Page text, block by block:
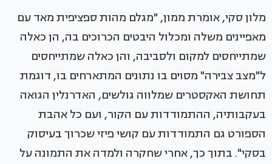
מלון סקי, אומרת ממון, "מגלם מהות ספציפית מאד עם
מאפיינים משלה ומכלול היבטים הכרוכים בה, הן כאלה
שמתייחסים למקום ולסביבה, והן כאלה שמתייחסים
ל"מצב צבירה" מסוים בו נתונים המתארחים בו, דוגמת
תחושת האקסטרים שמלווה גולשים, האדרנלין הגואה
בעקבותיה, ההתמודדות עם הקור, ועם כל אהבת
הספורט גם התמודדות עם קושי פיזי שכרוך בעיסוק
בסקי". בתוך כך, אחרי שחקרה ולמדה את התמונה על